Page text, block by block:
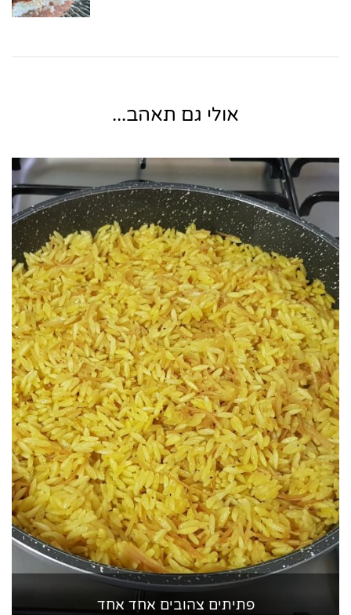
אולי גם תאהב...
פתיתים צהובים אחד אחד